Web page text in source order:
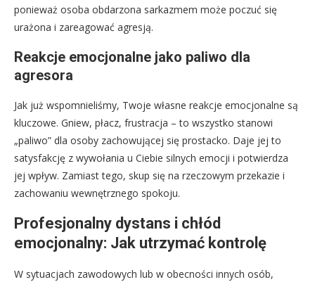
ponieważ osoba obdarzona sarkazmem może poczuć się
urażona i zareagować agresją.
Reakcje emocjonalne jako paliwo dla
agresora
Jak już wspomnieliśmy, Twoje własne reakcje emocjonalne są
kluczowe. Gniew, płacz, frustracja – to wszystko stanowi
„paliwo” dla osoby zachowującej się prostacko. Daje jej to
satysfakcję z wywołania u Ciebie silnych emocji i potwierdza
jej wpływ. Zamiast tego, skup się na rzeczowym przekazie i
zachowaniu wewnętrznego spokoju.
Profesjonalny dystans i chłód
emocjonalny: Jak utrzymać kontrolę
W sytuacjach zawodowych lub w obecności innych osób,